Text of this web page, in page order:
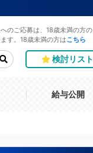
のご応募は、18歳未満の方の
す。18歳未満の方は こちら
検討リスト
給与公開